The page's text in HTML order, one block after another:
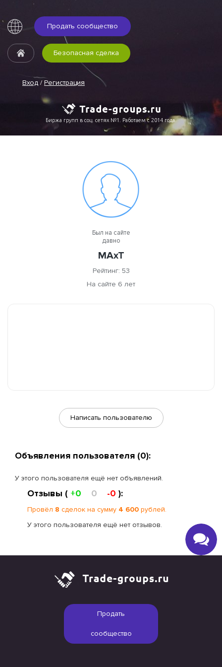
Продать сообщество
Вход / Регистрация
Безопасная сделка
Биржа групп в соц. сетях №1. Работаем с 2014 года.
Был на сайте
давно
MAxT
Рейтинг: 53
На сайте 6 лет
Написать пользователю
Объявления пользователя (0):
У этого пользователя ещё нет объявлений.
Отзывы ( +0 0 -0 ):
Провёл 8 сделок на сумму 4 600 рублей.
У этого пользователя ещё нет отзывов.
Продать
сообщество